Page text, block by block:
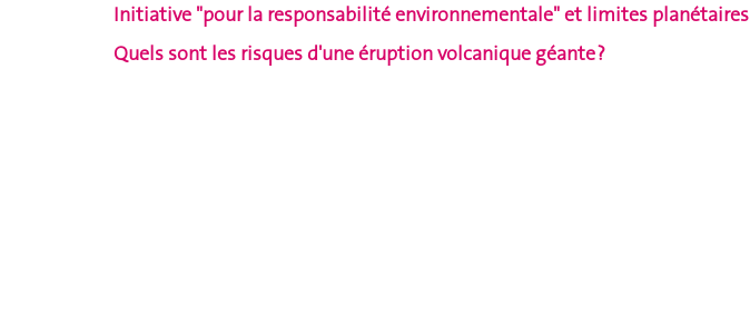
Initiative "pour la responsabilité environnementale" et limites planétaires
Quels sont les risques d'une éruption volcanique géante ?